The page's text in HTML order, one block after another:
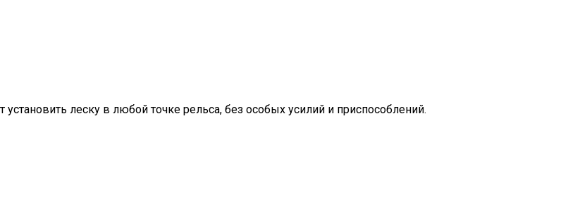
леску в любой точке рельса, без особых усилий и приспособлений.